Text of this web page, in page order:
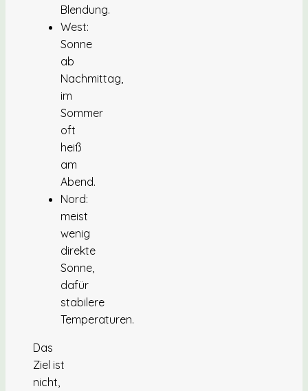
Blendung.
West:
Sonne
ab
Nachmittag,
im
Sommer
oft
heiß
am
Abend.
Nord:
meist
wenig
direkte
Sonne,
dafür
stabilere
Temperaturen.
Das
Ziel ist
nicht,